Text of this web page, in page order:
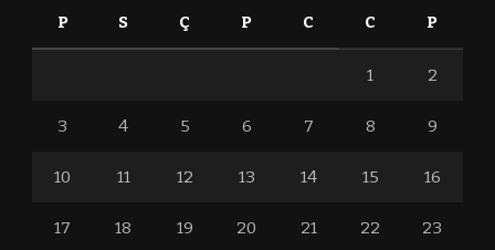
P S Ç P C C P
1 2
3 4 5 6 7 8 9
10 11 12 13 14 15 16
17 18 19 20 21 22 23